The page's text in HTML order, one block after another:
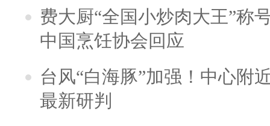
费大厨“全国小炒肉大王”称
中国烹饪协会回应
台风“白海豚”加强！中心附
最新研判